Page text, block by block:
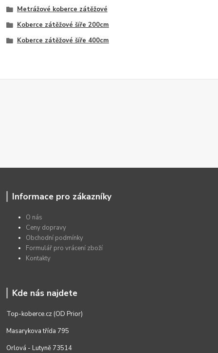
Metrážové koberce zátěžové
Koberce zátěžové šíře 200cm
Koberce zátěžové šíře 400cm
Informace pro zákazníky
O nás
Ceny dopravy
Obchodní podmínky
Formulář pro vrácení zboží
Kontakty
Kde nás najdete
Top-koberce.cz (OD Prior)
Masarykova třída 795
Orlová - Lutyně 73514